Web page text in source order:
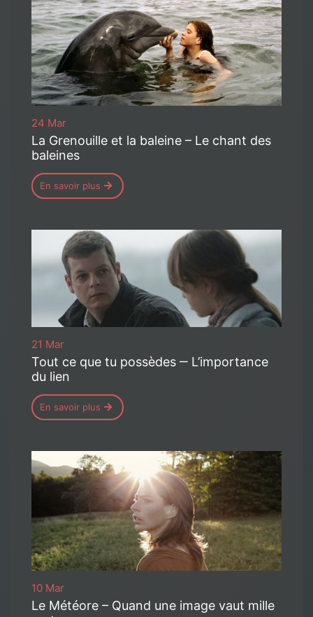
24 Mar
La Grenouille et la baleine – Le chant des
baleines
En savoir plus
21 Mar
Tout ce que tu possèdes ‒ L’importance
du lien
En savoir plus
10 Mar
Le Météore – Quand une image vaut mille